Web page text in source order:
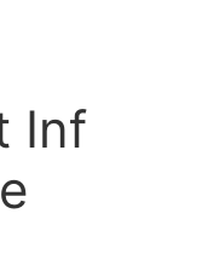
Inf